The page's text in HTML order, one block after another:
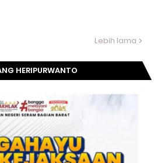
Lebih lama
HERIPURWANTO